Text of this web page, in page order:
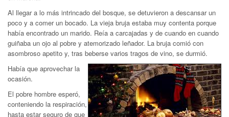
Al llegar a lo más intrincado del bosque, se detuvieron a descansar un
poco y a comer un bocado. La vieja bruja estaba muy contenta porque
había encontrado un marido. Reía a carcajadas y de cuando en cuando
guiñaba un ojo al pobre y atemorizado leñador. La bruja comió con
asombroso apetito y, tras beberse varios tragos de vino, se durmió.
Había que aprovechar la
ocasión.
El pobre hombre esperó,
conteniendo la respiración,
hasta estar seguro de que